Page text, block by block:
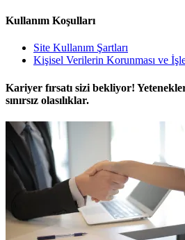
Kullanım Koşulları
Site Kullanım Şartları
Kişisel Verilerin Korunması ve
Kariyer fırsatı sizi bekliyor!
sınırsız olasılıklar.